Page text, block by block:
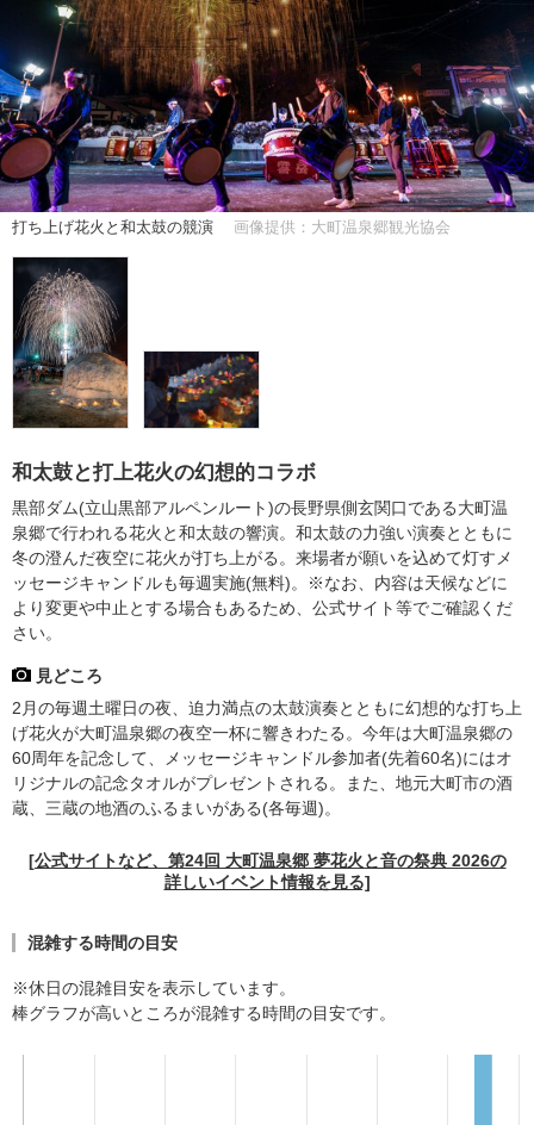
打ち上げ花火と和太鼓の競演 画像提供：大町温泉郷観光協会
和太鼓と打上花火の幻想的コラボ
黒部ダム(立山黒部アルペンルート)の長野県側玄関口である大町温
泉郷で行われる花火と和太鼓の響演。和太鼓の力強い演奏とともに
冬の澄んだ夜空に花火が打ち上がる。来場者が願いを込めて灯すメ
ッセージキャンドルも毎週実施(無料)。※なお、内容は天候などに
より変更や中止とする場合もあるため、公式サイト等でご確認くだ
さい。
見どころ
2月の毎週土曜日の夜、迫力満点の太鼓演奏とともに幻想的な打ち上
げ花火が大町温泉郷の夜空一杯に響きわたる。今年は大町温泉郷の
60周年を記念して、メッセージキャンドル参加者(先着60名)にはオ
リジナルの記念タオルがプレゼントされる。また、地元大町市の酒
蔵、三蔵の地酒のふるまいがある(各毎週)。
[公式サイトなど、第24回 大町温泉郷 夢花火と音の祭典 2026の
詳しいイベント情報を見る]
混雑する時間の目安
※休日の混雑目安を表示しています。
棒グラフが高いところが混雑する時間の目安です。